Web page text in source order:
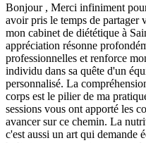
Bonjour , Merci infiniment
avoir pris le temps de partager
mon cabinet de diététique à
appréciation résonne
professionnelles et renforce
individu dans sa quête d'un
personnalisé. La
corps est le pilier de ma
sessions vous ont apporté les
avancer sur ce chemin. La
c'est aussi un art qui demande